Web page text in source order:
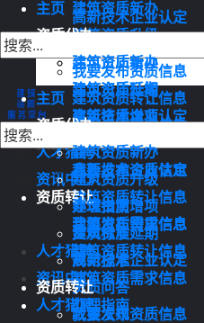
高新技术企业认定
我要发布资质信息
建筑资质转让信息
建筑资质需求信息
人才猎聘
资讯中心
办理指南
资质标准
规范标准
资质问答
政策法规
建筑资质新办
建筑资质升级
建筑资质增项
建筑资质延期
高新技术企业认定
资质转让
我要发布资质信息
建筑资质转让信息
建筑资质需求信息
人才猎聘
资讯中心
办理指南
主页
资质代办
建筑资质新办
建筑资质升级
建筑资质增项
建筑资质延期
高新技术企业认定
资质转让
我要发布资质信息
建筑资质转让信息
建筑资质需求信息
人才猎聘
主页
资质代办
建筑资质新办
建筑资质升级
建筑资质增项
建筑资质延期
高新技术企业认定
资质转让
我要发布资质信息